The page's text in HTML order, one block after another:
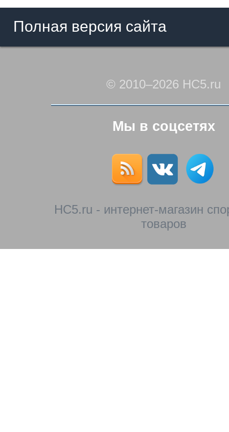
Полная версия сайта
© 2010–2026 HC5.ru
Мы в соцсетях
HC5.ru - интернет-магазин
товаров